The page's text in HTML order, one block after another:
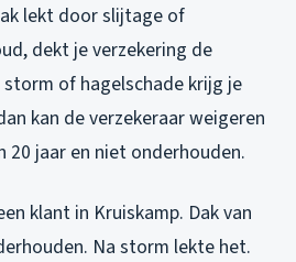
lekt door slijtage of
dekt je verzekering de
of hagelschade krijg je
kan de verzekeraar weigeren
20 jaar en niet onderhouden.
klant in Kruiskamp. Dak van
Na storm lekte het.